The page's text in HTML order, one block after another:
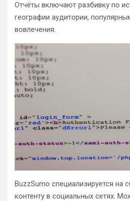
Отчёты включают разбивку по
географии аудитории,
вовлечения.
BuzzSumo специализируется на
контенту в социальных сетях.